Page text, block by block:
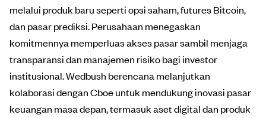
melalui produk baru seperti opsi saham, futures Bitcoin,
dan pasar prediksi. Perusahaan menegaskan
komitmennya memperluas akses pasar sambil menjaga
transparansi dan manajemen risiko bagi investor
institusional. Wedbush berencana melanjutkan
kolaborasi dengan Cboe untuk mendukung inovasi pasar
keuangan masa depan, termasuk aset digital dan produk